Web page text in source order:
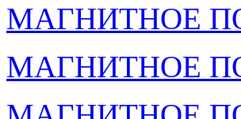
МАГНИТНОЕ
МАГНИТНОЕ